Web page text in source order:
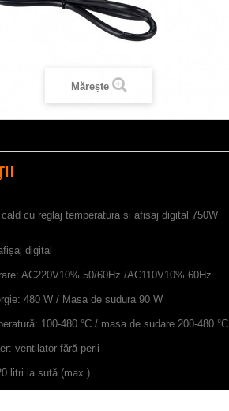
Mărește
cu reglaj temperatura si afisaj digital 750W
digital
AC220V10% 50/60Hz /AC110V10% 60Hz
480 W / Masa de sudura 90 W
100-480 °C / masa de sudare 200-480 °C
ventilator fără perii
litri la sută (max.)